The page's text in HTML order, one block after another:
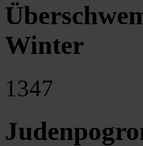
Winter
1347